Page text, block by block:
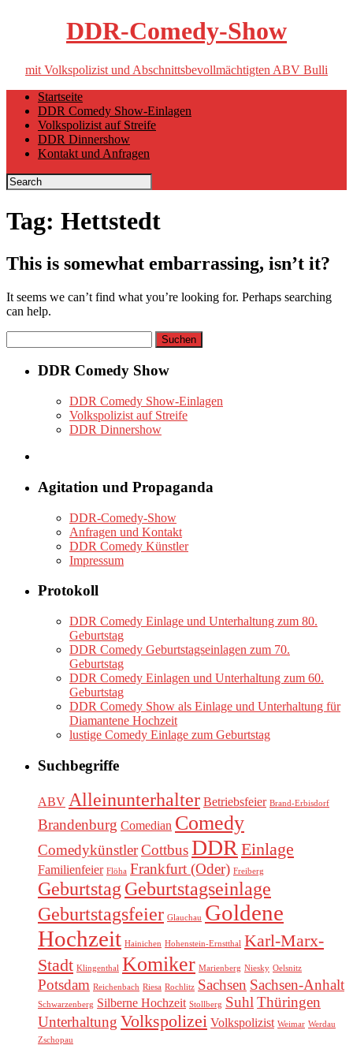
DDR-Comedy-Show
mit Volkspolizist und Abschnittsbevollmächtigten ABV Bulli
Skip
content
Startseite
DDR Comedy Show-Einlagen
Volkspolizist auf Streife
DDR Dinnershow
Kontakt und Anfragen
Tag: Hettstedt
This is somewhat embarrassing, isn’t it?
It seems we can’t find what you’re looking for. Perhaps searching
can help.
nach:
DDR Comedy Show
DDR Comedy Show-Einlagen
Volkspolizist auf Streife
DDR Dinnershow
Agitation und Propaganda
DDR-Comedy-Show
Anfragen und Kontakt
DDR Comedy Künstler
Impressum
Protokoll
DDR Comedy Einlage und Unterhaltung zum 80.
Geburtstag
DDR Comedy Geburtstagseinlagen zum 70.
Geburtstag
DDR Comedy Einlagen und Unterhaltung zum 60.
Geburtstag
DDR Comedy Show als Einlage und Unterhaltung für
Diamantene Hochzeit
lustige Comedy Einlage zum Geburtstag
Suchbegriffe
ABV Alleinunterhalter Betriebsfeier Brand-Erbisdorf
Brandenburg Comedian Comedy
ComedykünstlerCottbusDDREinlage
Familienfeier Flöha Frankfurt (Oder) Freiberg
GeburtstagGeburtstagseinlage
Geburtstagsfeier Glauchau Goldene
Hochzeit Hainichen Hohenstein-Ernstthal Karl-Marx-
Stadt Klingenthal Komiker Marienberg Niesky Oelsnitz
Potsdam Reichenbach Riesa Rochlitz Sachsen Sachsen-Anhalt
Schwarzenberg Silberne Hochzeit Stollberg SuhlThüringen
Unterhaltung Volkspolizei Volkspolizist Weimar Werdau
Zschopau